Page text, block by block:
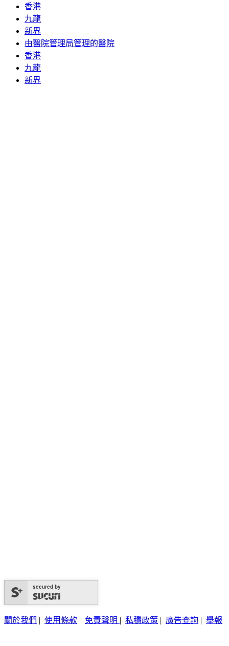
香港
九龍
新界
由醫院管理局管理的醫院
香港
九龍
新界
secured by
關於我們 | 使用條款 | 免責聲明 | 私穩政策 | 廣告查詢 | 舉報